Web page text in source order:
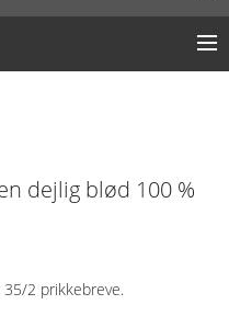
dejlig blød 100 %
2 prikkebreve.